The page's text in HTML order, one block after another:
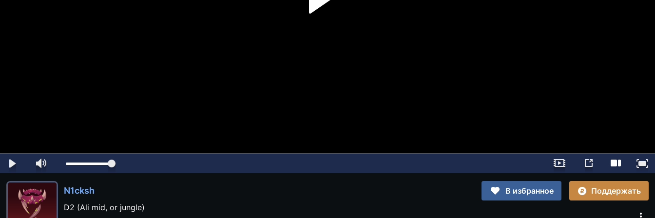
N1cksh В избранное
Поддержать
D2 (Ali mid, or jungle)